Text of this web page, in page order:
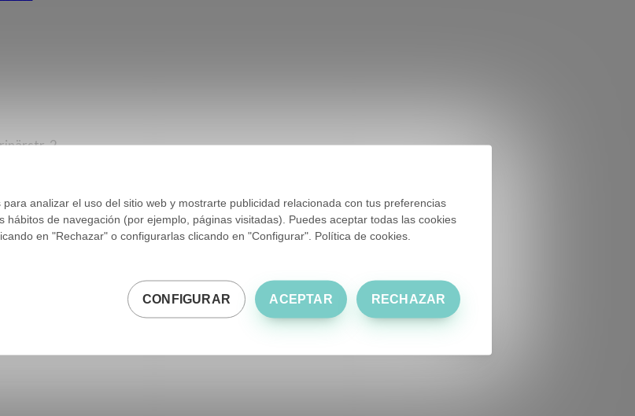
2
analizar el uso del sitio web y mostrarte publicidad relacionada con tus preferencias
de navegación (por ejemplo, páginas visitadas). Puedes aceptar todas las cookies
en "Rechazar" o configurarlas clicando en "Configurar". Política de cookies.
ACEPTAR
CONFIGURAR RECHAZAR